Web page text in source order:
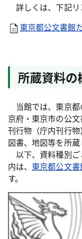
詳しくは、下記リ
東京都公文書館
所蔵資料の
当館では、東京都
京府・東京市の公
刊行物（庁内刊行
図書、地図等を所蔵
以下、資料種別
内は、 東京都公文
す。